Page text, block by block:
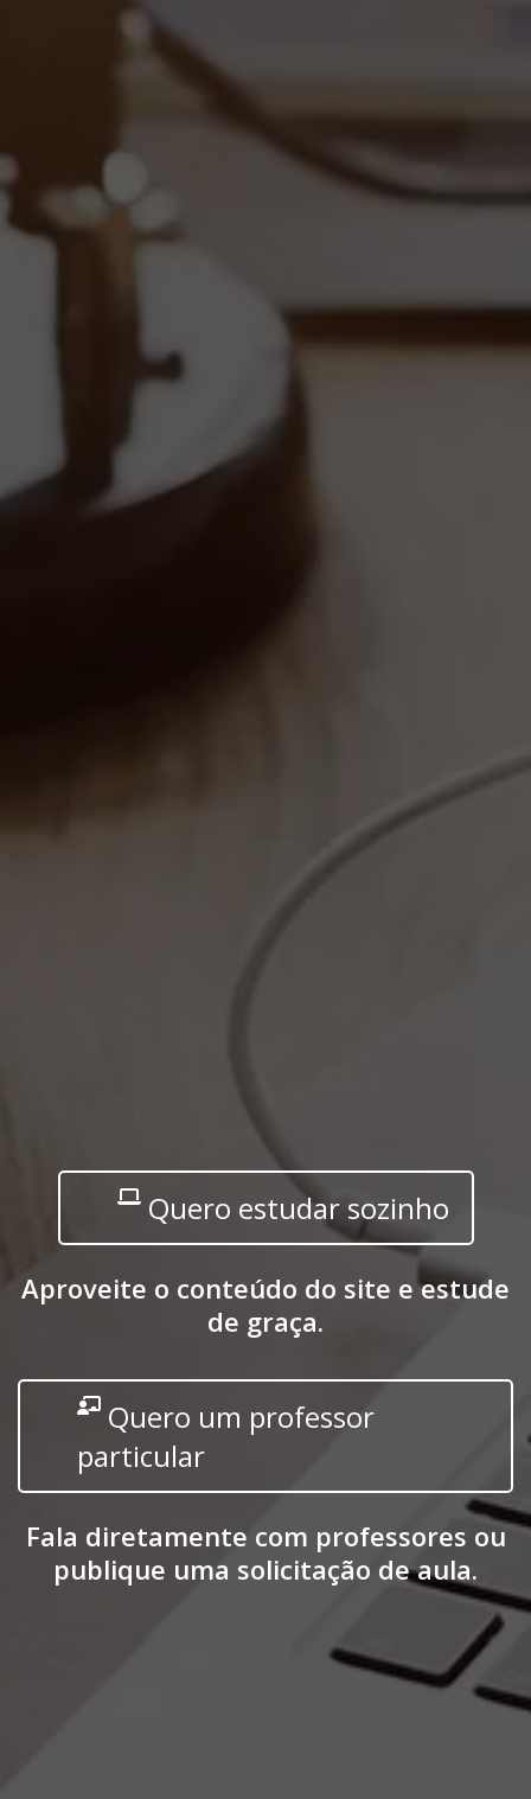
Quero estudar sozinho
Aproveite o conteúdo do site e estude
de graça.
Quero um professor
particular
Fala diretamente com professores ou
publique uma solicitação de aula.